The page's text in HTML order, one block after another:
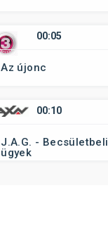
00:05
Az újonc
00:10
J.A.G. - Becsületbeli
ügyek